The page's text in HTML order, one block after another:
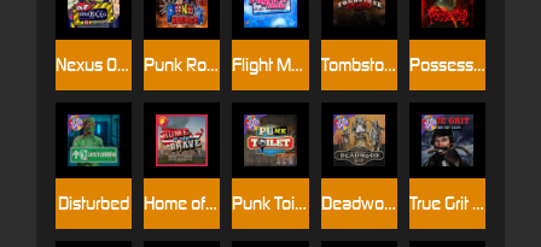
Home of the Brave
Tombstone Slaughter
Punk Rocker 2
Deadwood R.I.P
Nexus Outsourced Flight Mode
Punk Toilet
Possessed
Disturbed True Grit Redemption